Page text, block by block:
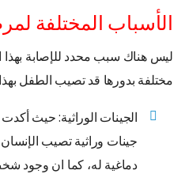
الأسباب المختلفة
ليس هناك سبب محدد للإصابة
مختلفة بدورها قد تصيب الطفل
الجينات الوراثية: حيث
جينات وراثية تصيب
دماغية له، كما ان وجود